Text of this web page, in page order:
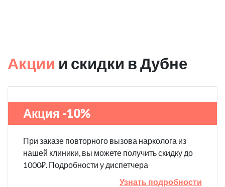
Акции и скидки в Дубне
Акция -10%
При заказе повторного вызова нарколога из
нашей клиники, вы можете получить скидку до
1000₽. Подробности у диспетчера
Узнать подробности